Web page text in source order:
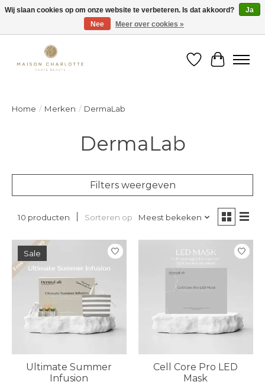
Gratis verzending binnen België vanaf €150
Verlanglijst
Home / Merken / DermaLab
DermaLab
Filters weergeven
10 producten Sorteren op Meest bekeken
Sale
Ultimate Summer
Infusion
Cell Core Pro LED
Mask
Wij slaan cookies op om onze website te verbeteren. Is dat akkoord?
Ja
Nee
Meer over cookies »